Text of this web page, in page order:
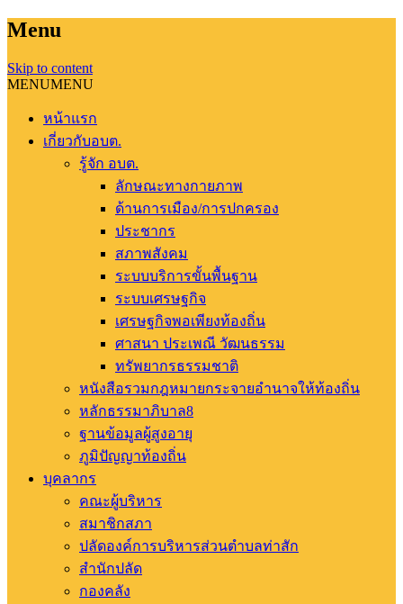
Menu
Skip to content
MENUMENU
หน้าแรก
เกี่ยวกับอบต.
รู้จัก อบต.
ลักษณะทางกายภาพ
ด้านการเมือง/การปกครอง
ประชากร
สภาพสังคม
ระบบบริการขั้นพื้นฐาน
ระบบเศรษฐกิจ
เศรษฐกิจพอเพียงท้องถิ่น
ศาสนา ประเพณี วัฒนธรรม
ทรัพยากรธรรมชาติ
หนังสือรวมกฎหมายกระจายอำนาจให้ท้องถิ่น
หลักธรรมาภิบาล8
ฐานข้อมูลผู้สูงอายุ
ภูมิปัญญาท้องถิ่น
บุคลากร
คณะผู้บริหาร
สมาชิกสภา
ปลัดองค์การบริหารส่วนตำบลท่าสัก
สำนักปลัด
กองคลัง